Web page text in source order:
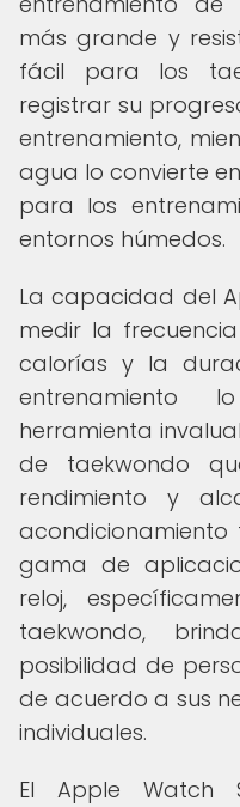
más grande y
fácil para los
registrar su
entrenamiento,
agua lo convierte
para los
entornos húmedos.
La capacidad del
medir la
calorías y la
entrenamiento
herramienta
de taekwondo
rendimiento y
acondicionamiento
gama de
reloj,
taekwondo,
posibilidad de
de acuerdo a sus
individuales.
El Apple Watch